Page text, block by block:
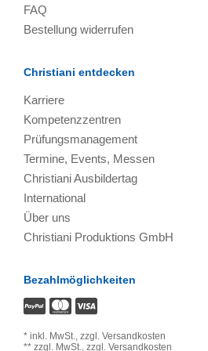
FAQ
Bestellung widerrufen
Christiani entdecken
Karriere
Kompetenzzentren
Prüfungsmanagement
Termine, Events, Messen
Christiani Ausbildertag
International
Über uns
Christiani Produktions GmbH
Bezahlmöglichkeiten
* inkl. MwSt., zzgl. Versandkosten
** zzgl. MwSt., zzgl. Versandkosten